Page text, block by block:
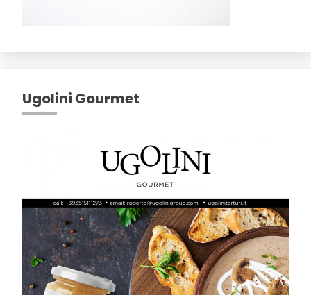
Ugolini Gourmet